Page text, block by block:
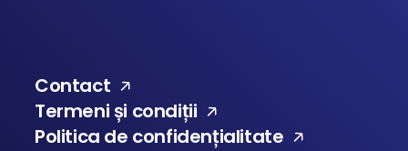
Contact
Termeni și condiții
Politica de confidențialitate